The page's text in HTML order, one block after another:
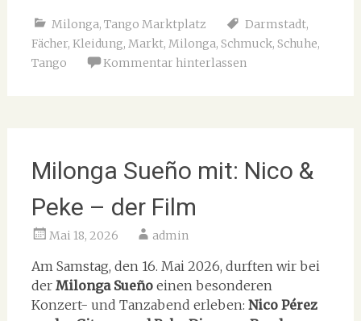
Milonga, Tango Marktplatz Darmstadt,
Fächer, Kleidung, Markt, Milonga, Schmuck, Schuhe,
Tango
Kommentar hinterlassen
Milonga Sueño mit: Nico &
Peke – der Film
Mai 18, 2026 admin
Am Samstag, den 16. Mai 2026, durften wir bei
der Milonga Sueñoeinen besonderen
Konzert- und Tanzabend erleben: Nico Pérez